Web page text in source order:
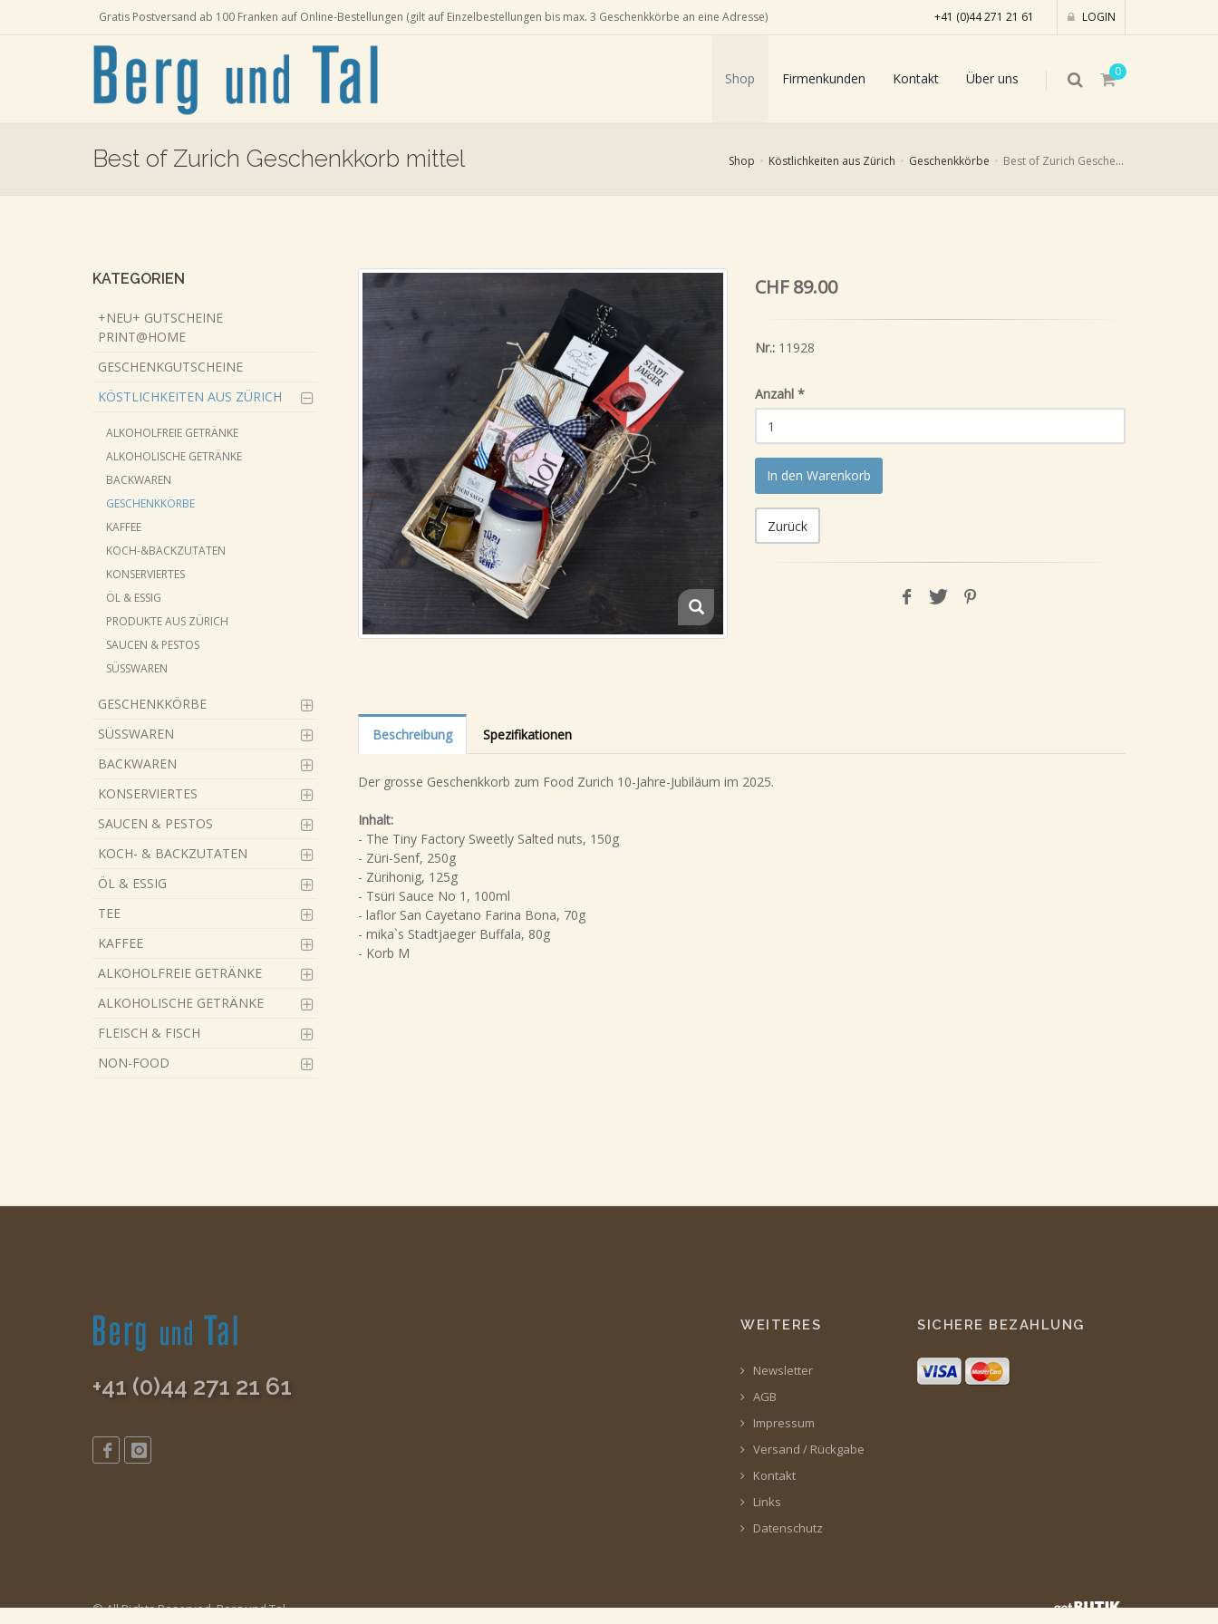
+41 (0)44 271 21 61 LOGIN
Gratis Postversand ab 100 Franken auf Online-Bestellungen (gilt auf Einzelbestellungen bis max. 3 Geschenkkörbe an eine Adresse)
0
Shop Firmenkunden Kontakt Über uns
Best of Zurich Geschenkkorb mittel Shop Köstlichkeiten aus Zürich Geschenkkörbe Best of Zurich Geschenkkorb mittel
KATEGORIEN
+NEU+ GUTSCHEINE
PRINT@HOME
GESCHENKGUTSCHEINE
KÖSTLICHKEITEN AUS ZÜRICH
ALKOHOLFREIE GETRÄNKE
ALKOHOLISCHE GETRÄNKE
BACKWAREN
GESCHENKKÖRBE
KAFFEE
KOCH-&BACKZUTATEN
KONSERVIERTES
ÖL & ESSIG
PRODUKTE AUS ZÜRICH
SAUCEN & PESTOS
SÜSSWAREN
GESCHENKKÖRBE
SÜSSWAREN
BACKWAREN
KONSERVIERTES
SAUCEN & PESTOS
KOCH- & BACKZUTATEN
ÖL & ESSIG
TEE
KAFFEE
ALKOHOLFREIE GETRÄNKE
ALKOHOLISCHE GETRÄNKE
FLEISCH & FISCH
NON-FOOD
CHF 89.00
Nr.: 11928
Anzahl *
In den Warenkorb
Zurück
Beschreibung Spezifikationen
Der grosse Geschenkkorb zum Food Zurich 10-Jahre-Jubiläum im 2025.
Inhalt:
- The Tiny Factory Sweetly Salted nuts, 150g
- Züri-Senf, 250g
- Zürihonig, 125g
- Tsüri Sauce No 1, 100ml
- laflor San Cayetano Farina Bona, 70g
- mika`s Stadtjaeger Buffala, 80g
- Korb M
+41 (0)44 271 21 61
WEITERES
Newsletter
AGB
Impressum
Versand / Rückgabe
Kontakt
Links
Datenschutz
SICHERE BEZAHLUNG
© All Rights Reserved, Berg und Tal